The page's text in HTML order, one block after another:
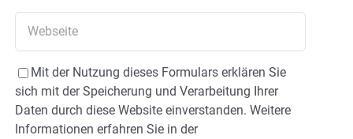
Mit der Nutzung dieses Formulars erklären Sie
sich mit der Speicherung und Verarbeitung Ihrer
Daten durch diese Website einverstanden. Weitere
Informationen erfahren Sie in der